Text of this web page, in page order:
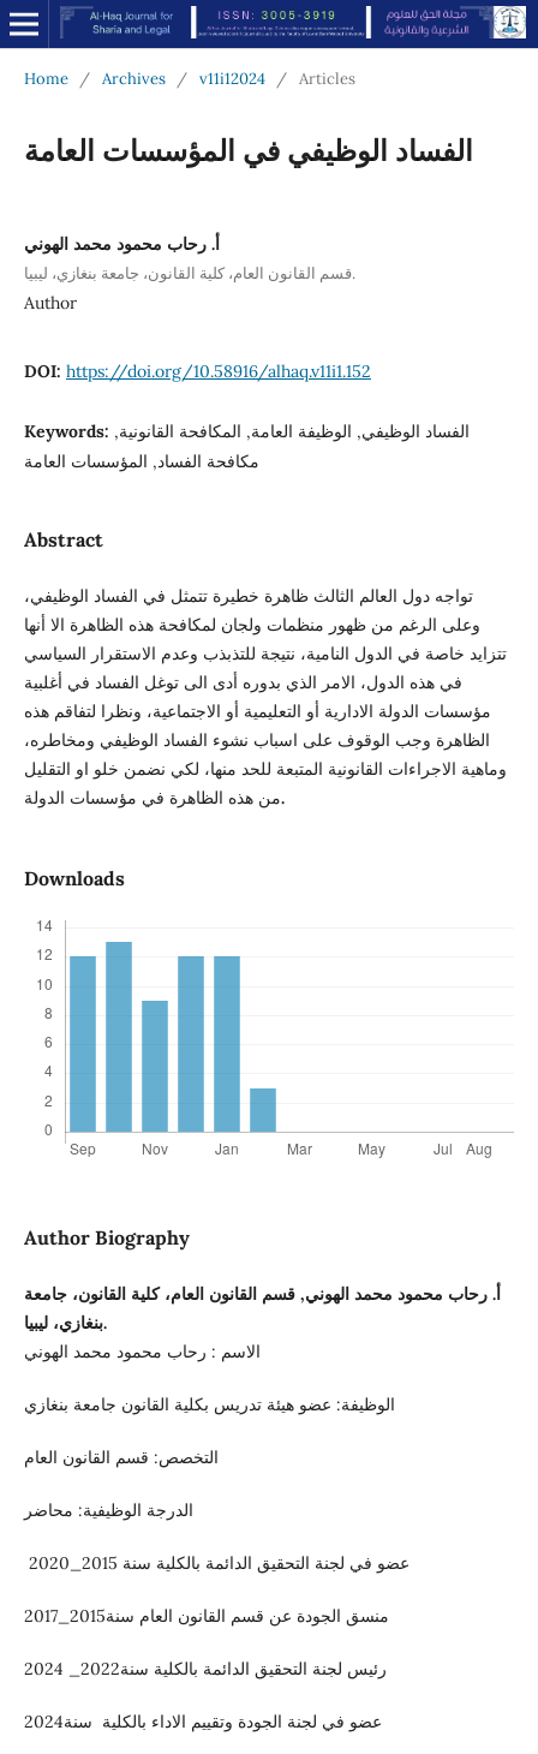
Home / Archives / v11i12024 / Articles
الفساد الوظيفي في المؤسسات العامة
أ. رحاب محمود محمد الهوني
قسم القانون العام، كلية القانون، جامعة بنغازي، ليبيا.
Author
DOI: https://doi.org/10.58916/alhaq.v11i1.152
Keywords: الفساد الوظيفي, الوظيفة العامة, المكافحة القانونية,
مكافحة الفساد, المؤسسات العامة
Abstract
تواجه دول العالم الثالث ظاهرة خطيرة تتمثل في الفساد الوظيفي،
وعلى الرغم من ظهور منظمات ولجان لمكافحة هذه الظاهرة الا أنها
تتزايد خاصة في الدول النامية، نتيجة للتذبذب وعدم الاستقرار السياسي
في هذه الدول، الامر الذي بدوره أدى الى توغل الفساد في أغلبية
مؤسسات الدولة الادارية أو التعليمية أو الاجتماعية، ونظرا لتفاقم هذه
الظاهرة وجب الوقوف على اسباب نشوء الفساد الوظيفي ومخاطره،
وماهية الاجراءات القانونية المتبعة للحد منها، لكي نضمن خلو او التقليل
من هذه الظاهرة في مؤسسات الدولة.
Downloads
Author Biography
أ. رحاب محمود محمد الهوني, قسم القانون العام، كلية القانون، جامعة
بنغازي، ليبيا.
الاسم : رحاب محمود محمد الهوني
الوظيفة: عضو هيئة تدريس بكلية القانون جامعة بنغازي
التخصص: قسم القانون العام
الدرجة الوظيفية: محاضر
عضو في لجنة التحقيق الدائمة بالكلية سنة 2015_2020
منسق الجودة عن قسم القانون العام سنة2015_2017
عضو في لجنة الجودة وتقييم الاداء بالكلية سنة2024